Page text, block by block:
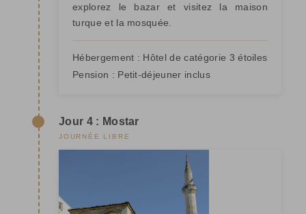
explorez le bazar et visitez la maison
turque et la mosquée.
Hébergement : Hôtel de catégorie 3 étoiles
Pension : Petit-déjeuner inclus
Jour 4 : Mostar
JOURNÉE LIBRE